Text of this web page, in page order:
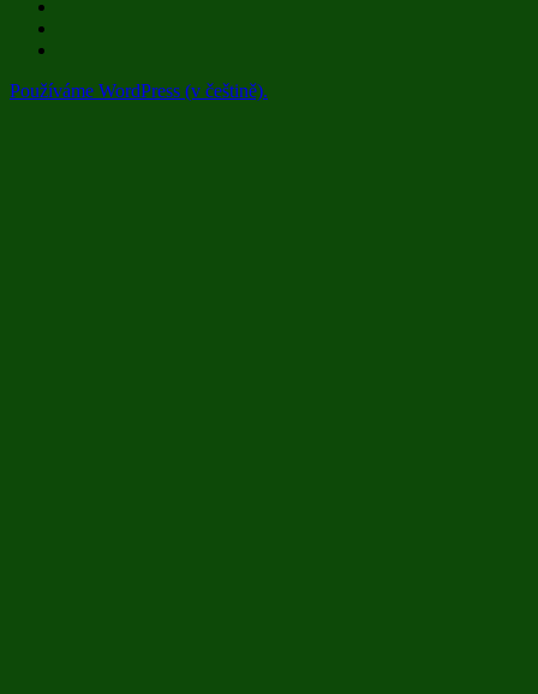
Používáme WordPress (v češtině).